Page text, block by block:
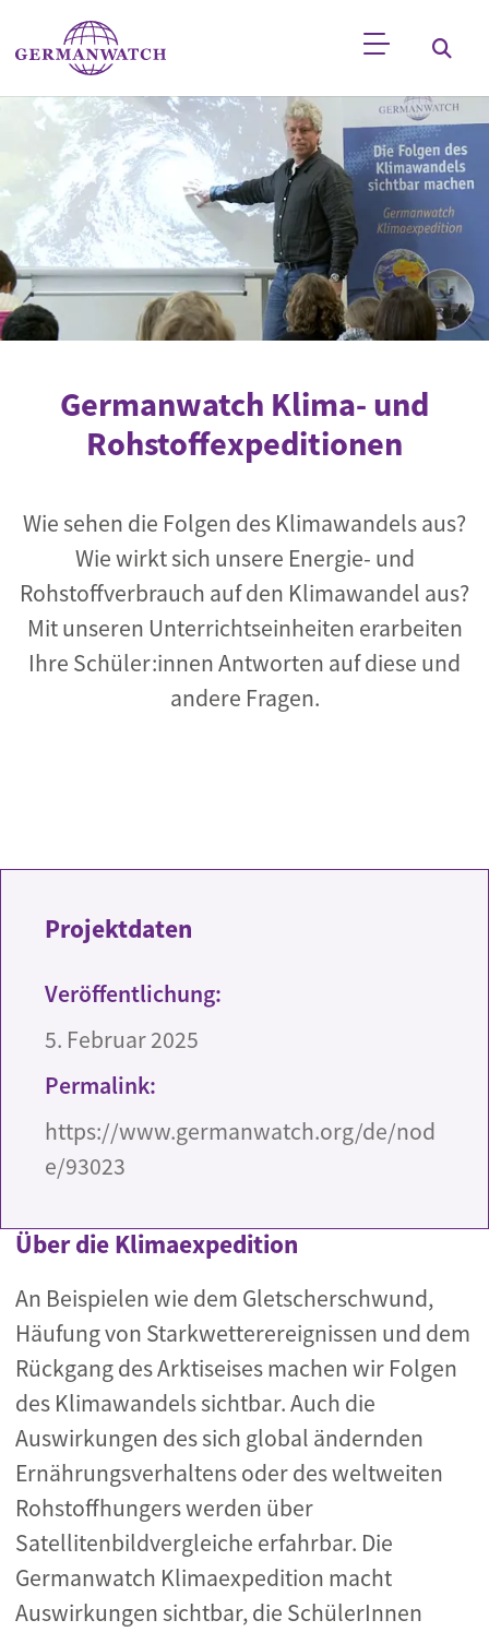
Direkt zum Inhalt
Stichwortsuche
Germanwatch Klima- und
Rohstoffexpeditionen
Wie sehen die Folgen des Klimawandels aus?
Wie wirkt sich unsere Energie­- und
Rohstoffverbrauch auf den Klimawandel aus?
Mit unseren Unterrichtseinheiten erarbeiten
Ihre Schüler:innen Antworten auf diese und
andere Fragen.
Projektdaten
Veröffentlichung:
5. Februar 2025
Permalink:
https://www.germanwatch.org/de/nod
e/93023
Über die Klimaexpedition
An Beispielen wie dem Gletscherschwund,
Häufung von Starkwetterereignissen und dem
Rückgang des Arktiseises machen wir Folgen
des Klimawandels sichtbar. Auch die
Auswirkungen des sich global ändernden
Ernährungsverhaltens oder des weltweiten
Rohstoffhungers werden über
Satellitenbildvergleiche erfahrbar. Die
Germanwatch Klimaexpedition macht
Auswirkungen sichtbar, die SchülerInnen